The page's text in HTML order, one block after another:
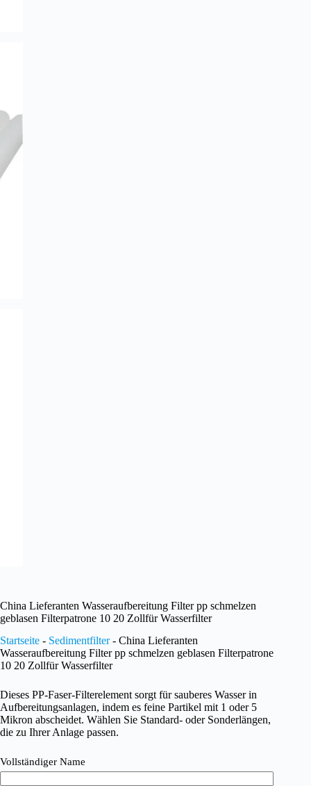
China Lieferanten Wasseraufbereitung Filter pp schmelzen
geblasen Filterpatrone 10 20 Zollfür Wasserfilter
Startseite - Sedimentfilter- China Lieferanten
Wasseraufbereitung Filter pp schmelzen geblasen Filterpatrone
10 20 Zollfür Wasserfilter
Dieses PP-Faser-Filterelement sorgt für sauberes Wasser in
Aufbereitungsanlagen, indem es feine Partikel mit 1 oder 5
Mikron abscheidet. Wählen Sie Standard- oder Sonderlängen,
die zu Ihrer Anlage passen.
Vollständiger Name